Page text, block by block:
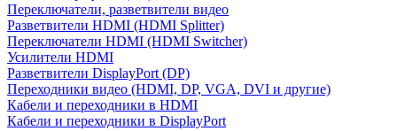
Переключатели, разветвители видео
Разветвители HDMI (HDMI Splitter)
Переключатели HDMI (HDMI Switcher)
Усилители HDMI
Разветвители DisplayPort (DP)
Переходники видео (HDMI, DP, VGA, DVI и другие)
Кабели и переходники в HDMI
Кабели и переходники в DisplayPort